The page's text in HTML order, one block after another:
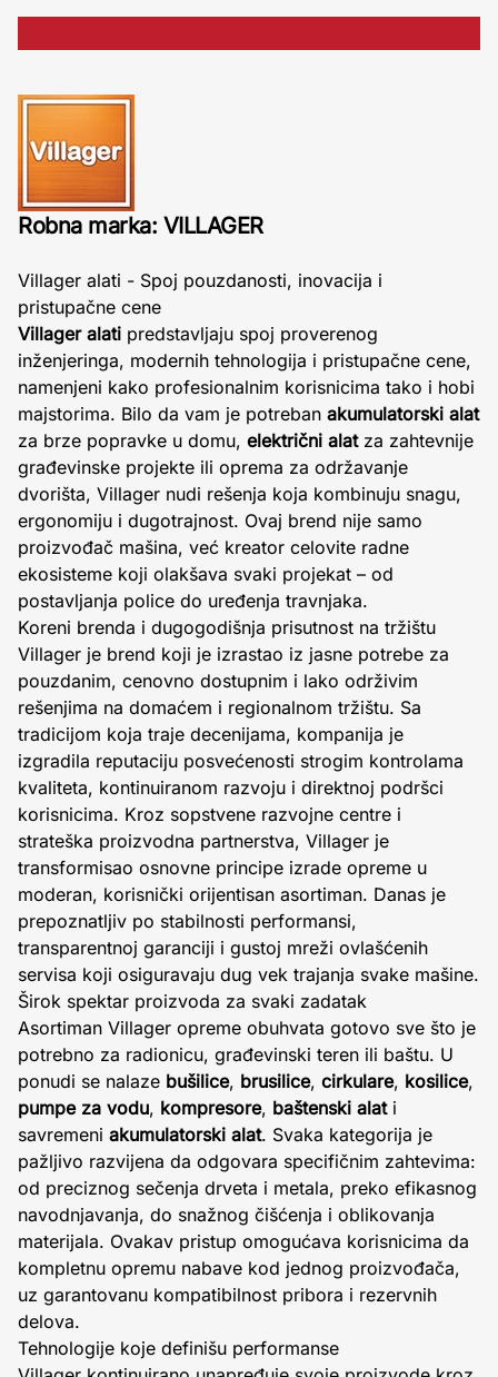
Robna marka: VILLAGER
Villager alati - Spoj pouzdanosti, inovacija i
pristupačne cene
Villager alati predstavljaju spoj proverenog
inženjeringa, modernih tehnologija i pristupačne cene,
namenjeni kako profesionalnim korisnicima tako i hobi
majstorima. Bilo da vam je potreban akumulatorski alat
za brze popravke u domu, električni alatza zahtevnije
građevinske projekte ili oprema za održavanje
dvorišta, Villager nudi rešenja koja kombinuju snagu,
ergonomiju i dugotrajnost. Ovaj brend nije samo
proizvođač mašina, već kreator celovite radne
ekosisteme koji olakšava svaki projekat – od
postavljanja police do uređenja travnjaka.
Koreni brenda i dugogodišnja prisutnost na tržištu
Villager je brend koji je izrastao iz jasne potrebe za
pouzdanim, cenovno dostupnim i lako održivim
rešenjima na domaćem i regionalnom tržištu. Sa
tradicijom koja traje decenijama, kompanija je
izgradila reputaciju posvećenosti strogim kontrolama
kvaliteta, kontinuiranom razvoju i direktnoj podršci
korisnicima. Kroz sopstvene razvojne centre i
strateška proizvodna partnerstva, Villager je
transformisao osnovne principe izrade opreme u
moderan, korisnički orijentisan asortiman. Danas je
prepoznatljiv po stabilnosti performansi,
transparentnoj garanciji i gustoj mreži ovlašćenih
servisa koji osiguravaju dug vek trajanja svake mašine.
Širok spektar proizvoda za svaki zadatak
Asortiman Villager opreme obuhvata gotovo sve što je
potrebno za radionicu, građevinski teren ili baštu. U
ponudi se nalaze bušilice, brusilice, cirkulare, kosilice,
pumpe za vodu, kompresore, baštenski alati
savremeni akumulatorski alat. Svaka kategorija je
pažljivo razvijena da odgovara specifičnim zahtevima:
od preciznog sečenja drveta i metala, preko efikasnog
navodnjavanja, do snažnog čišćenja i oblikovanja
materijala. Ovakav pristup omogućava korisnicima da
kompletnu opremu nabave kod jednog proizvođača,
uz garantovanu kompatibilnost pribora i rezervnih
delova.
Tehnologije koje definišu performanse